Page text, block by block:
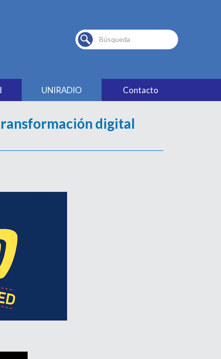
Buscar...
UNIRADIO Contacto
digital